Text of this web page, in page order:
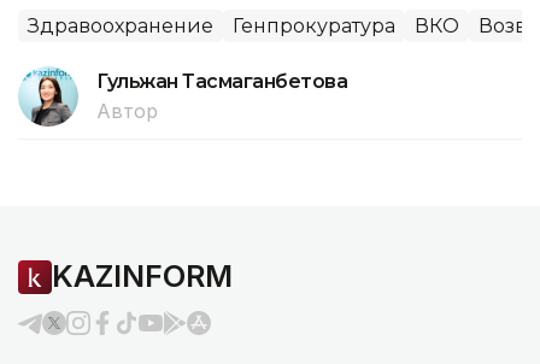
Здравоохранение Генпрокуратура ВКО
Гульжан Тасмаганбетова
Автор
KAZINFORM